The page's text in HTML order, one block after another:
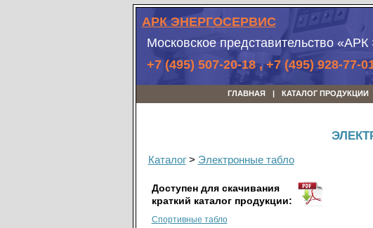
АРК ЭНЕРГОСЕРВИС
Московское представительство «АРК
+7 (495) 507-20-18 , +7 (495) 928-77-
ГЛАВНАЯ КАТАЛОГ ПРОДУКЦИИ
Каталог> Электронные табло
Доступен для скачивания
краткий каталог продукции:
Спортивные табло